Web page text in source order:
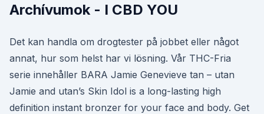
Archívumok - I CBD YOU
Det kan handla om drogtester på jobbet eller något
annat, hur som helst har vi lösning. Vår THC-Fria
serie innehåller BARA Jamie Genevieve tan – utan
Jamie and utan’s Skin Idol is a long-lasting high
definition instant bronzer for your face and body. Get